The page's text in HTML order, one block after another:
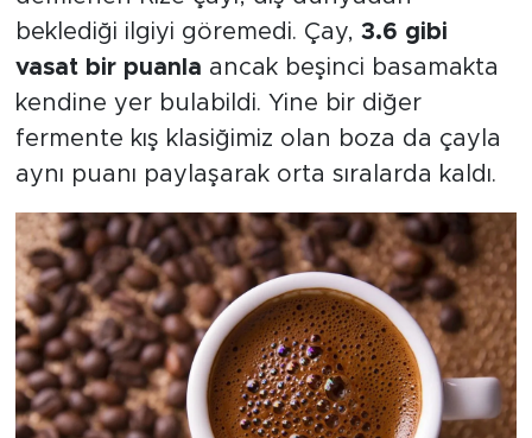
beklediği ilgiyi göremedi. Çay, 3.6 gibi
vasat bir puanla ancak beşinci basamakta
kendine yer bulabildi. Yine bir diğer
fermente kış klasiğimiz olan boza da çayla
aynı puanı paylaşarak orta sıralarda kaldı.